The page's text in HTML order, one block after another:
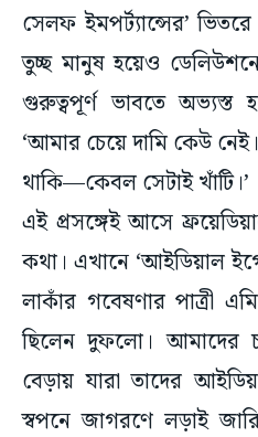
তুচ্ছ মানুষ হয়েও
গুরুত্বপূর্ণ ভাবতে
‘আমার চেয়ে দামি কেউ
থাকি—কেবল সেটাই খাঁটি।’
এই প্রসঙ্গেই আসে
কথা। এখানে ‘আইডিয়াল
লাকাঁর গবেষণার পাত্রী
ছিলেন দুফলো। আমাদের
বেড়ায় যারা তাদের
স্বপনে জাগরণে লড়াই
ধাতব ছুরি নেই, কিন্তু